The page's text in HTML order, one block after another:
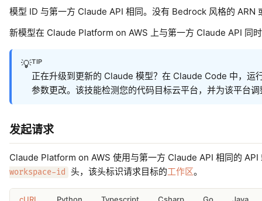
模型 ID 与第一方 Claude API 相同。没有 Bedrock 风格的 ARN
新模型在 Claude Platform on AWS 上与第一方 Claude API 同
💡TIP
正在升级到更新的 Claude 模型？在 Claude Code 中，运
参数更改。该技能检测您的代码目标云平台，并为该平台
发起请求
Claude Platform on AWS 使用与第一方 Claude API 相同的
workspace-id 头，该头标识请求目标的工作区。